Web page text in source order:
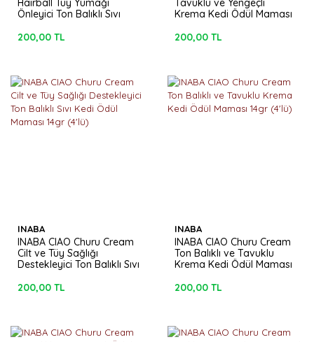
Hairball Tüy Yumağı
Önleyici Ton Balıklı Sıvı
(4'lü)
200,00 TL
Tavuklu ve Yengeçli
Krema Kedi Ödül Maması
200,00 TL
INABA
INABA CIAO Churu Cream
Cilt ve Tüy Sağlığı
Destekleyici Ton Balıklı Sıvı
(4'lü)
200,00 TL
INABA
INABA CIAO Churu Cream
Ton Balıklı ve Tavuklu
Krema Kedi Ödül Maması
200,00 TL